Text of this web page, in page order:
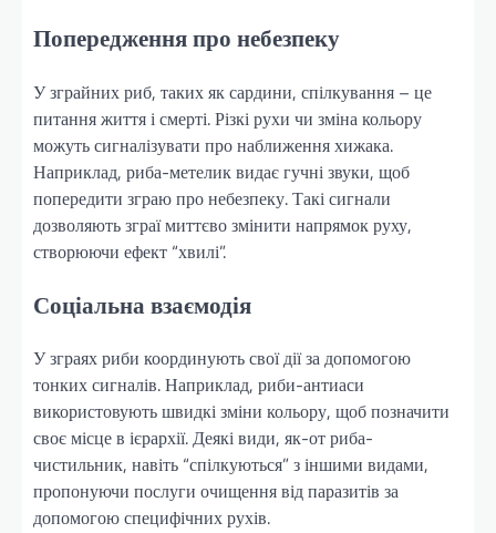
Попередження про небезпеку
У зграйних риб, таких як сардини, спілкування – це
питання життя і смерті. Різкі рухи чи зміна кольору
можуть сигналізувати про наближення хижака.
Наприклад, риба-метелик видає гучні звуки, щоб
попередити зграю про небезпеку. Такі сигнали
дозволяють зграї миттєво змінити напрямок руху,
створюючи ефект “хвилі”.
Соціальна взаємодія
У зграях риби координують свої дії за допомогою
тонких сигналів. Наприклад, риби-антиаси
використовують швидкі зміни кольору, щоб позначити
своє місце в ієрархії. Деякі види, як-от риба-
чистильник, навіть “спілкуються” з іншими видами,
пропонуючи послуги очищення від паразитів за
допомогою специфічних рухів.